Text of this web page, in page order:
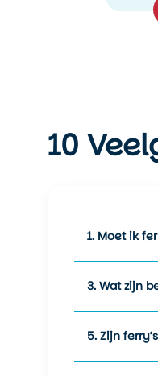
10
1. Moet ik
3. Wat zijn
5. Zijn